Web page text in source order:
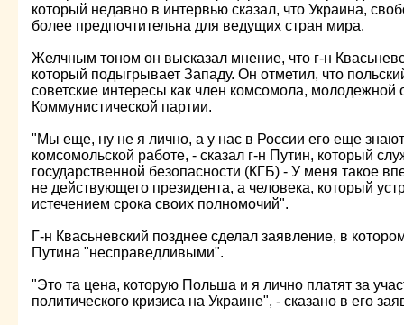
который недавно в интервью сказал, что Украина,
более предпочтительна для ведущих стран мира.
Желчным тоном он высказал мнение, что г-н
который подыгрывает Западу. Он отметил, что
советские интересы как член комсомола, молодежной
Коммунистической партии.
"Мы еще, ну не я лично, а у нас в России его еще
комсомольской работе, - сказал г-н Путин, который
государственной безопасности (КГБ) - У меня такое
не действующего президента, а человека, который
истечением срока своих полномочий".
Г-н Квасьневский позднее сделал заявление, в
Путина "несправедливыми".
"Это та цена, которую Польша и я лично платят за
политического кризиса на Украине", - сказано в его